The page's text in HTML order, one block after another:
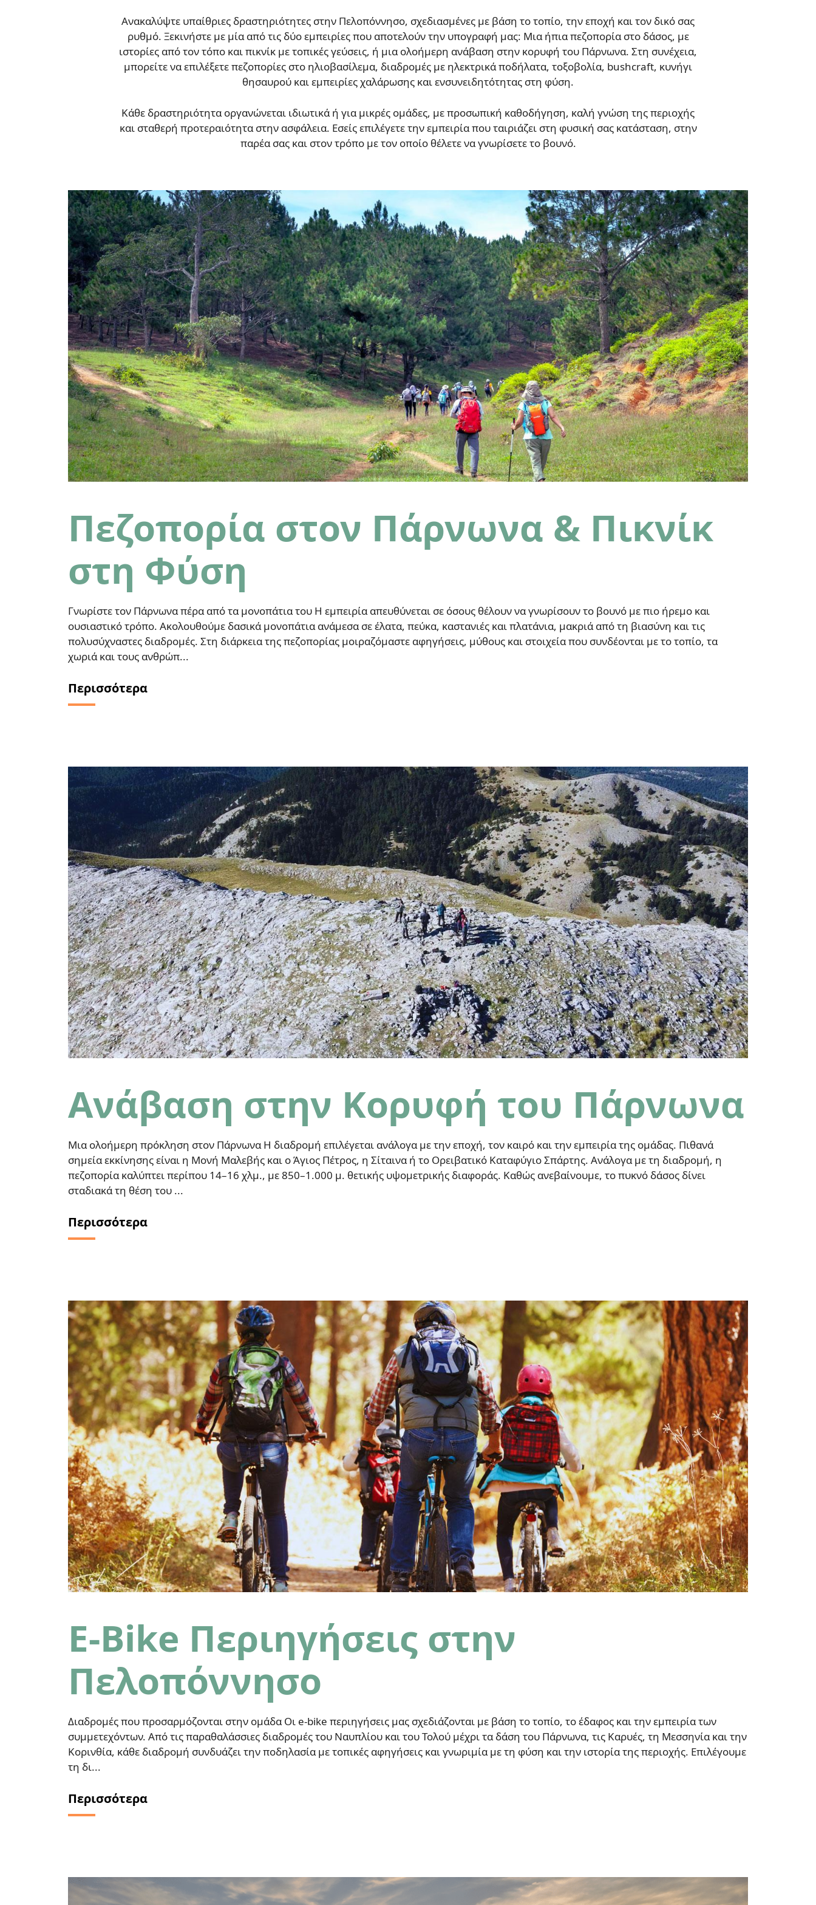
Ανακαλύψτε υπαίθριες δραστηριότητες στην Πελοπόννησο, σχεδιασμένες με βάση το τοπίο, την εποχή και τον δικό σας
ρυθμό. Ξεκινήστε με μία από τις δύο εμπειρίες που αποτελούν την υπογραφή μας: Μια ήπια πεζοπορία στο δάσος, με
ιστορίες από τον τόπο και πικνίκ με τοπικές γεύσεις, ή μια ολοήμερη ανάβαση στην κορυφή του Πάρνωνα. Στη συνέχεια,
μπορείτε να επιλέξετε πεζοπορίες στο ηλιοβασίλεμα, διαδρομές με ηλεκτρικά ποδήλατα, τοξοβολία, bushcraft, κυνήγι
θησαυρού και εμπειρίες χαλάρωσης και ενσυνειδητότητας στη φύση.
Κάθε δραστηριότητα οργανώνεται ιδιωτικά ή για μικρές ομάδες, με προσωπική καθοδήγηση, καλή γνώση της περιοχής
και σταθερή προτεραιότητα στην ασφάλεια. Εσείς επιλέγετε την εμπειρία που ταιριάζει στη φυσική σας κατάσταση, στην
παρέα σας και στον τρόπο με τον οποίο θέλετε να γνωρίσετε το βουνό.
Πεζοπορία στον Πάρνωνα & Πικνίκ
στη Φύση
Γνωρίστε τον Πάρνωνα πέρα από τα μονοπάτια του Η εμπειρία απευθύνεται σε όσους θέλουν να γνωρίσουν το βουνό με πιο ήρεμο και
ουσιαστικό τρόπο. Ακολουθούμε δασικά μονοπάτια ανάμεσα σε έλατα, πεύκα, καστανιές και πλατάνια, μακριά από τη βιασύνη και τις
πολυσύχναστες διαδρομές. Στη διάρκεια της πεζοπορίας μοιραζόμαστε αφηγήσεις, μύθους και στοιχεία που συνδέονται με το τοπίο, τα
χωριά και τους ανθρώπ...
Περισσότερα
Ανάβαση στην Κορυφή του Πάρνωνα
Μια ολοήμερη πρόκληση στον Πάρνωνα Η διαδρομή επιλέγεται ανάλογα με την εποχή, τον καιρό και την εμπειρία της ομάδας. Πιθανά
σημεία εκκίνησης είναι η Μονή Μαλεβής και ο Άγιος Πέτρος, η Σίταινα ή το Ορειβατικό Καταφύγιο Σπάρτης. Ανάλογα με τη διαδρομή, η
πεζοπορία καλύπτει περίπου 14–16 χλμ., με 850–1.000 μ. θετικής υψομετρικής διαφοράς. Καθώς ανεβαίνουμε, το πυκνό δάσος δίνει
σταδιακά τη θέση του ...
Περισσότερα
E-Bike Περιηγήσεις στην
Πελοπόννησο
Διαδρομές που προσαρμόζονται στην ομάδα Οι e-bike περιηγήσεις μας σχεδιάζονται με βάση το τοπίο, το έδαφος και την εμπειρία των
συμμετεχόντων. Από τις παραθαλάσσιες διαδρομές του Ναυπλίου και του Τολού μέχρι τα δάση του Πάρνωνα, τις Καρυές, τη Μεσσηνία και την
Κορινθία, κάθε διαδρομή συνδυάζει την ποδηλασία με τοπικές αφηγήσεις και γνωριμία με τη φύση και την ιστορία της περιοχής. Επιλέγουμε
τη δι...
Περισσότερα